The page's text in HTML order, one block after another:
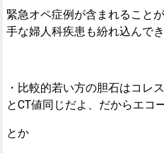
緊急オペ症例が含まれること
手な婦人科疾患も紛れ込んでき
・比較的若い方の胆石はコレ
とCT値同じだよ、だからエコ
とか